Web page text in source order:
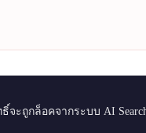
ธิ์จะถูกล็อคจากระบบ AI